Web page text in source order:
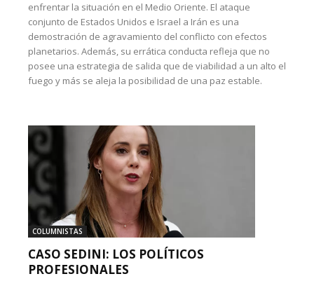
enfrentar la situación en el Medio Oriente. El ataque
conjunto de Estados Unidos e Israel a Irán es una
demostración de agravamiento del conflicto con efectos
planetarios. Además, su errática conducta refleja que no
posee una estrategia de salida que de viabilidad a un alto el
fuego y más se aleja la posibilidad de una paz estable.
COLUMNISTAS
CASO SEDINI: LOS POLÍTICOS
PROFESIONALES